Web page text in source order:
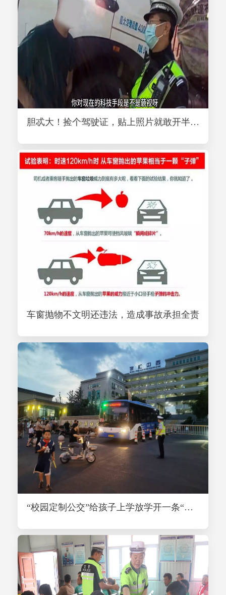
胆忒大！捡个驾驶证，贴上照片就敢开半挂车！结果……
车窗抛物不文明还违法，造成事故承担全责
“校园定制公交”给孩子上学放学开一条“安全快车道”